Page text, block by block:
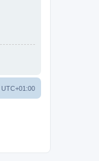
UTC+01:00